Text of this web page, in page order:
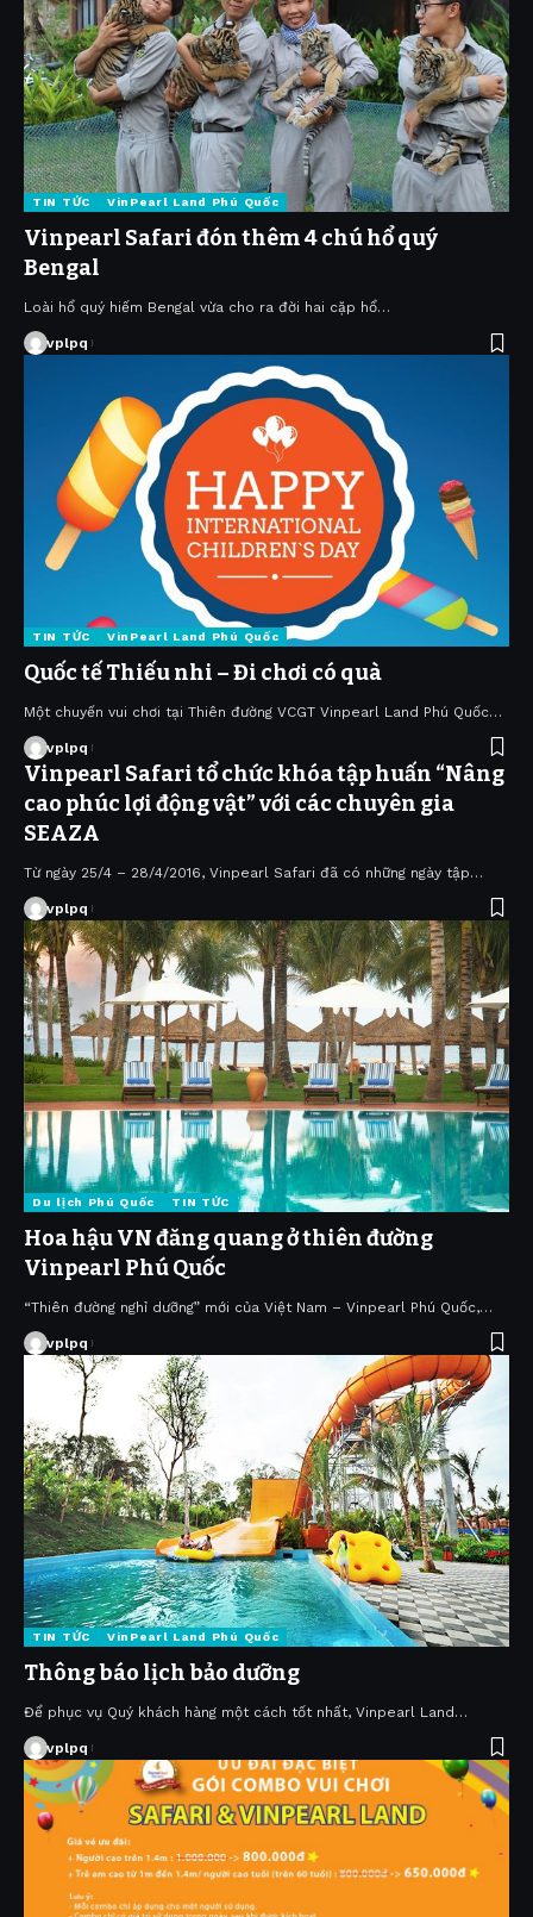
TIN TỨC VinPearl Land Phú Quốc
Vinpearl Safari đón thêm 4 chú hổ quý
Bengal
Loài hổ quý hiếm Bengal vừa cho ra đời hai cặp hổ…
vplpq
TIN TỨC VinPearl Land Phú Quốc
Quốc tế Thiếu nhi – Đi chơi có quà
Một chuyến vui chơi tại Thiên đường VCGT Vinpearl Land Phú Quốc…
vplpq
Vinpearl Safari tổ chức khóa tập huấn “Nâng
cao phúc lợi động vật” với các chuyên gia
SEAZA
Từ ngày 25/4 – 28/4/2016, Vinpearl Safari đã có những ngày tập…
vplpq
Du lịch Phú Quốc TIN TỨC
Hoa hậu VN đăng quang ở thiên đường
Vinpearl Phú Quốc
“Thiên đường nghỉ dưỡng” mới của Việt Nam – Vinpearl Phú Quốc,…
vplpq
TIN TỨC VinPearl Land Phú Quốc
Thông báo lịch bảo dưỡng
Để phục vụ Quý khách hàng một cách tốt nhất, Vinpearl Land…
vplpq